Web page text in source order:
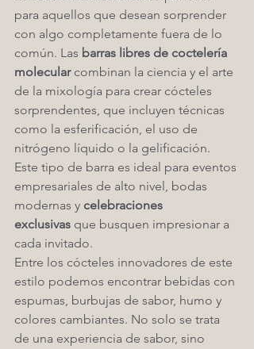
para aquellos que desean sorprender
con algo completamente fuera de lo
común. Las barras libres de coctelería
molecular combinan la ciencia y el arte
de la mixología para crear cócteles
sorprendentes, que incluyen técnicas
como la esferificación, el uso de
nitrógeno líquido o la gelificación.
Este tipo de barra es ideal para eventos
empresariales de alto nivel, bodas
modernas y celebraciones
exclusivas que busquen impresionar a
cada invitado.
Entre los cócteles innovadores de este
estilo podemos encontrar bebidas con
espumas, burbujas de sabor, humo y
colores cambiantes. No solo se trata
de una experiencia de sabor, sino